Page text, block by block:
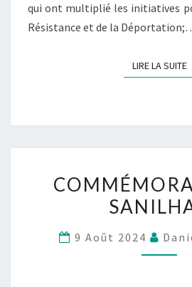
qui ont multiplié les initiatives
Résistance et de la
LIRE LA SUITE
9 Août 2024